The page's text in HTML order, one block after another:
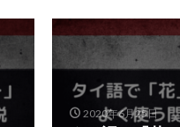
2020年6月25日